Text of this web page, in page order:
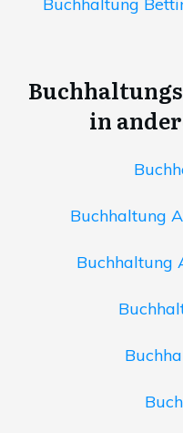
Buchhaltung
in
Buchhaltung
Buchhaltung